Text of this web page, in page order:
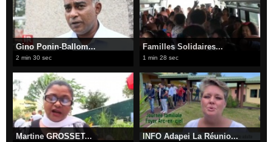
Gino Ponin-Ballom...
2 min 30 sec
Familles Solidaires...
1 min 28 sec
Martine GROSSET... INFO Adapei La Réunio...